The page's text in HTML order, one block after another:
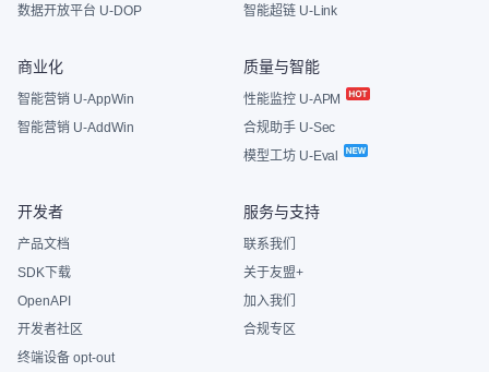
数据开放平台 U-DOP
智能超链 U-Link
商业化
智能营销 U-AppWin
智能营销 U-AddWin
质量与智能
性能监控 U-APM
合规助手 U-Sec
模型工坊 U-Eval
开发者
产品文档
SDK下载
OpenAPI
开发者社区
终端设备 opt-out
服务与支持
联系我们
关于友盟+
加入我们
合规专区